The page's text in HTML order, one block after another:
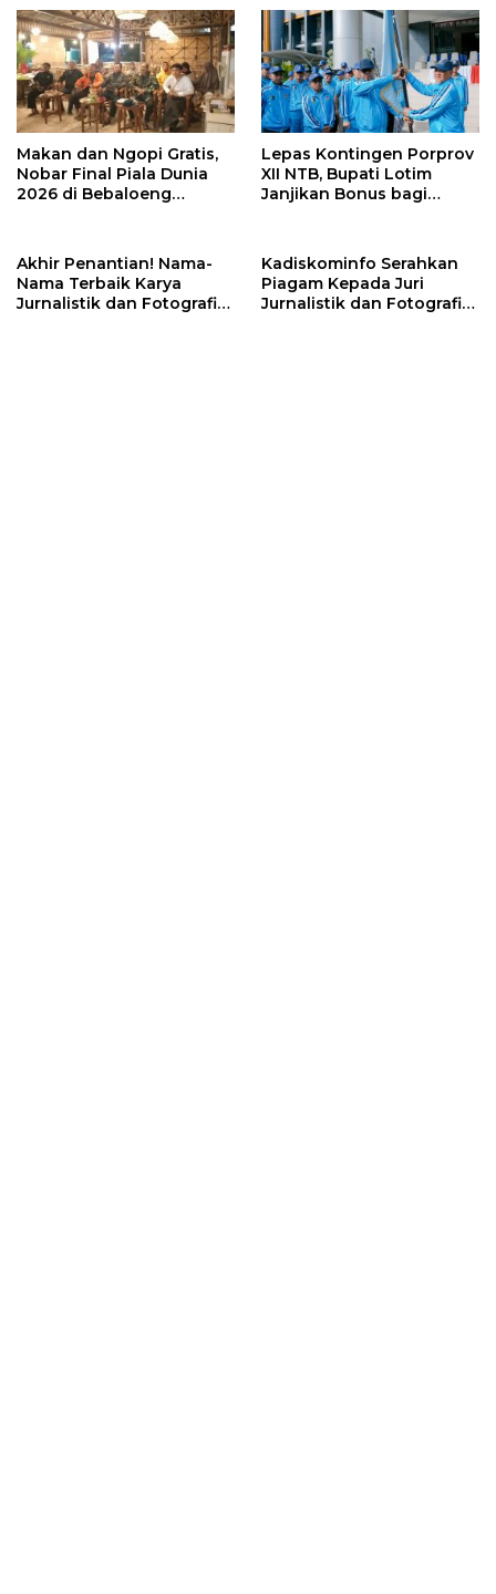
Makan dan Ngopi Gratis,
Nobar Final Piala Dunia
2026 di Bebaloeng
Lepas Kontingen Porprov
XII NTB, Bupati Lotim
Janjikan Bonus bagi
Akhir Penantian! Nama-
Nama Terbaik Karya
Jurnalistik dan Fotografi
Kadiskominfo Serahkan
Piagam Kepada Juri
Jurnalistik dan Fotografi